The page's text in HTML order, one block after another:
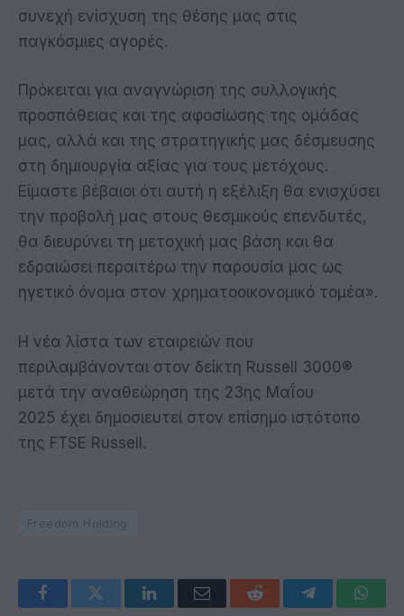
συνεχή ενίσχυση της θέσης μας στις
παγκόσμιες αγορές.
Πρόκειται για αναγνώριση της συλλογικής
προσπάθειας και της αφοσίωσης της ομάδας
μας, αλλά και της στρατηγικής μας δέσμευσης
στη δημιουργία αξίας για τους μετόχους.
Είμαστε βέβαιοι ότι αυτή η εξέλιξη θα ενισχύσει
την προβολή μας στους θεσμικούς επενδυτές,
θα διευρύνει τη μετοχική μας βάση και θα
εδραιώσει περαιτέρω την παρουσία μας ως
ηγετικό όνομα στον χρηματοοικονομικό τομέα».
Η νέα λίστα των εταιρειών που
περιλαμβάνονται στον δείκτη Russell 3000®
μετά την αναθεώρηση της 23ης Μαΐου
2025 έχει δημοσιευτεί στον επίσημο ιστότοπο
της FTSE Russell.
Freedom Holding
FacebookTwitter LinkedInEmail Reddit Telegram